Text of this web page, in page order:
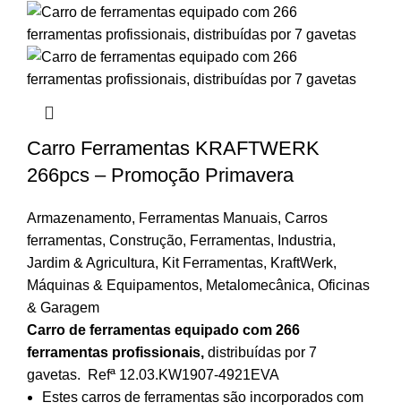
Carro Ferramentas KRAFTWERK
266pcs – Promoção Primavera
Armazenamento, Ferramentas Manuais, Carros
ferramentas, Construção, Ferramentas, Industria,
Jardim & Agricultura, Kit Ferramentas, KraftWerk,
Máquinas & Equipamentos, Metalomecânica, Oficinas
& Garagem
Carro de ferramentas equipado com 266
ferramentas profissionais, distribuídas por 7
gavetas. Refª 12.03.KW1907-4921EVA
Estes carros de ferramentas são incorporados com